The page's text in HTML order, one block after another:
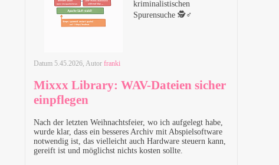
kriminalistischen
Spurensuche 🕵️♂️
Datum 5.45.2026, Autor franki
Mixxx Library: WAV-Dateien sicher
einpflegen
Nach der letzten Weihnachtsfeier, wo ich aufgelegt habe,
wurde klar, dass ein besseres Archiv mit Abspielsoftware
notwendig ist, das vielleicht auch Hardware steuern kann,
gereift ist und möglichst nichts kosten sollte.